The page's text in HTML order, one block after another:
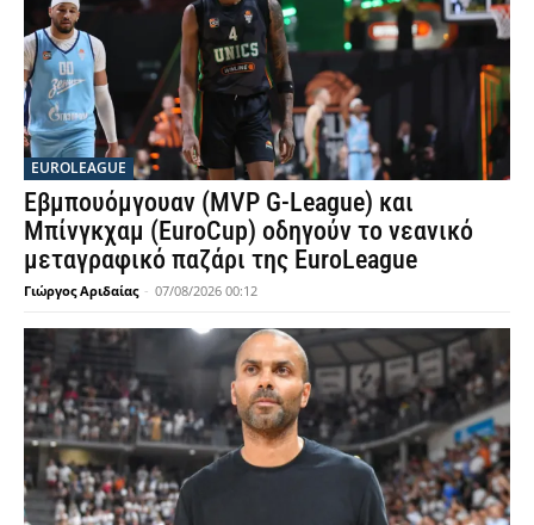
EUROLEAGUE
Εβμπουόμγουαν (MVP G-League) και
Μπίνγκχαμ (EuroCup) οδηγούν το νεανικό
μεταγραφικό παζάρι της EuroLeague
Γιώργος Αριδαίας - 07/08/2026 00:12